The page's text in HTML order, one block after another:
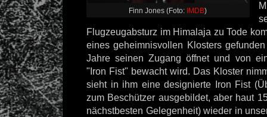
Finn Jones (Foto: IMDB)
Flugzeugabsturz im Himalaja zu Tode
eines geheimnisvollen Klosters
Jahre seinen Zugang öffnet und von
"Iron Fist" bewacht wird. Das Kloster
sieht in ihm eine designierte Iron Fist
zum Beschützer ausgebildet, aber haut
nächstbesten Gelegenheit) wieder in